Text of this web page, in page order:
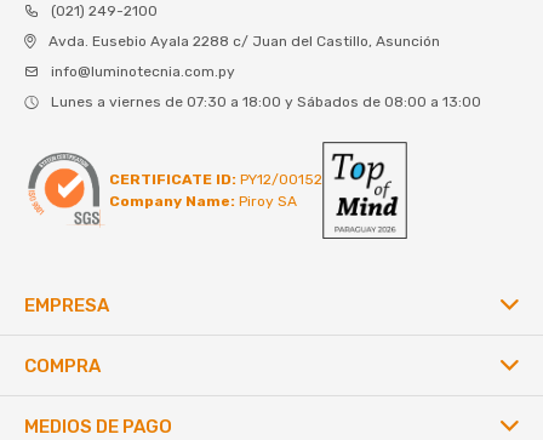
(021) 249-2100
Avda. Eusebio Ayala 2288 c/ Juan del Castillo, Asunción
info@luminotecnia.com.py
Lunes a viernes de 07:30 a 18:00 y Sábados de 08:00 a 13:00
CERTIFICATE ID: PY12/00152
Company Name: Piroy SA
EMPRESA
COMPRA
MEDIOS DE PAGO